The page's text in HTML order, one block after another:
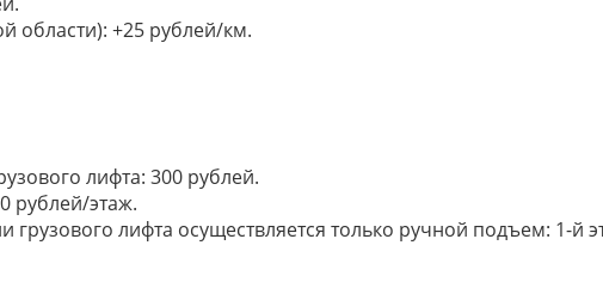
области): +25 рублей/км.
лифта: 300 рублей.
рублей/этаж.
лифта осуществляется только ручной подъем: 1-й